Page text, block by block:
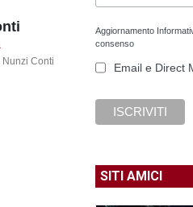
Nunzi Conti
Aggiornamento
consenso
Email e Direct
SITI AMICI